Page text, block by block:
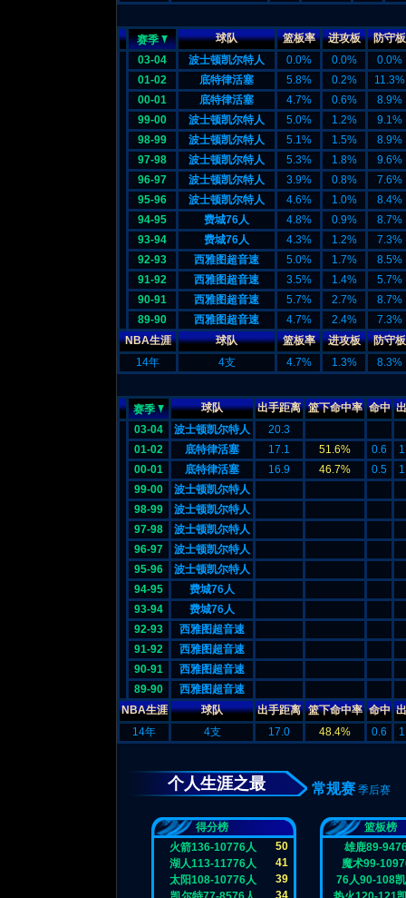
赛季 球队 篮板率 进攻板
防守板
03-04
波士顿凯尔特人 0.0% 0.0%
0.0%
01-02
底特律活塞 5.8% 0.2%
11.3%
00-01
底特律活塞 4.7% 0.6%
8.9%
99-00
波士顿凯尔特人 5.0% 1.2%
9.1%
98-99
波士顿凯尔特人 5.1% 1.5%
8.9%
97-98
波士顿凯尔特人 5.3% 1.8%
9.6%
96-97
波士顿凯尔特人 3.9% 0.8%
7.6%
95-96
波士顿凯尔特人 4.6% 1.0%
8.4%
94-95
费城76人 4.8% 0.9%
8.7%
93-94
费城76人 4.3% 1.2%
7.3%
92-93
西雅图超音速 5.0% 1.7%
8.5%
91-92
西雅图超音速 3.5% 1.4%
5.7%
90-91
西雅图超音速 5.7% 2.7%
8.7%
89-90
西雅图超音速 4.7% 2.4%
7.3%
NBA生涯
球队 篮板率 进攻板
防守板
14年
4支 4.7% 1.3% 8.3%
赛季 球队 出手距离 篮下命中率 命中
03-04
波士顿凯尔特人
20.3
01-02
底特律活塞 17.1 51.6% 0.6
00-01
底特律活塞 16.9 46.7% 0.5
99-00
波士顿凯尔特人
98-99
波士顿凯尔特人
97-98
波士顿凯尔特人
96-97
波士顿凯尔特人
95-96
波士顿凯尔特人
94-95
费城76人
93-94
费城76人
92-93
西雅图超音速
91-92
西雅图超音速
90-91
西雅图超音速
89-90
西雅图超音速
NBA生涯
球队 出手距离 篮下命中率 命中
14年
4支 17.0 48.4% 0.6
个人生涯之最 常规赛 季后赛
得分榜
火箭136-10776人
50
湖人113-11776人
41
太阳108-10776人
39
34
篮板榜
雄鹿89-
魔术99-
76人90-108